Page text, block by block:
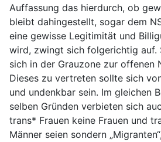
Auffassung das hierdurch, ob
bleibt dahingestellt, sogar dem
eine gewisse Legitimität und
wird, zwingt sich folgerichtig auf.
sich in der Grauzone zur offenen
Dieses zu vertreten sollte sich
und undenkbar sein. Im gleichen
selben Gründen verbieten sich
trans* Frauen keine Frauen und
Männer seien sondern